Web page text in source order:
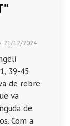
21/12/2024
39-45
de rebre
va
de
Com a